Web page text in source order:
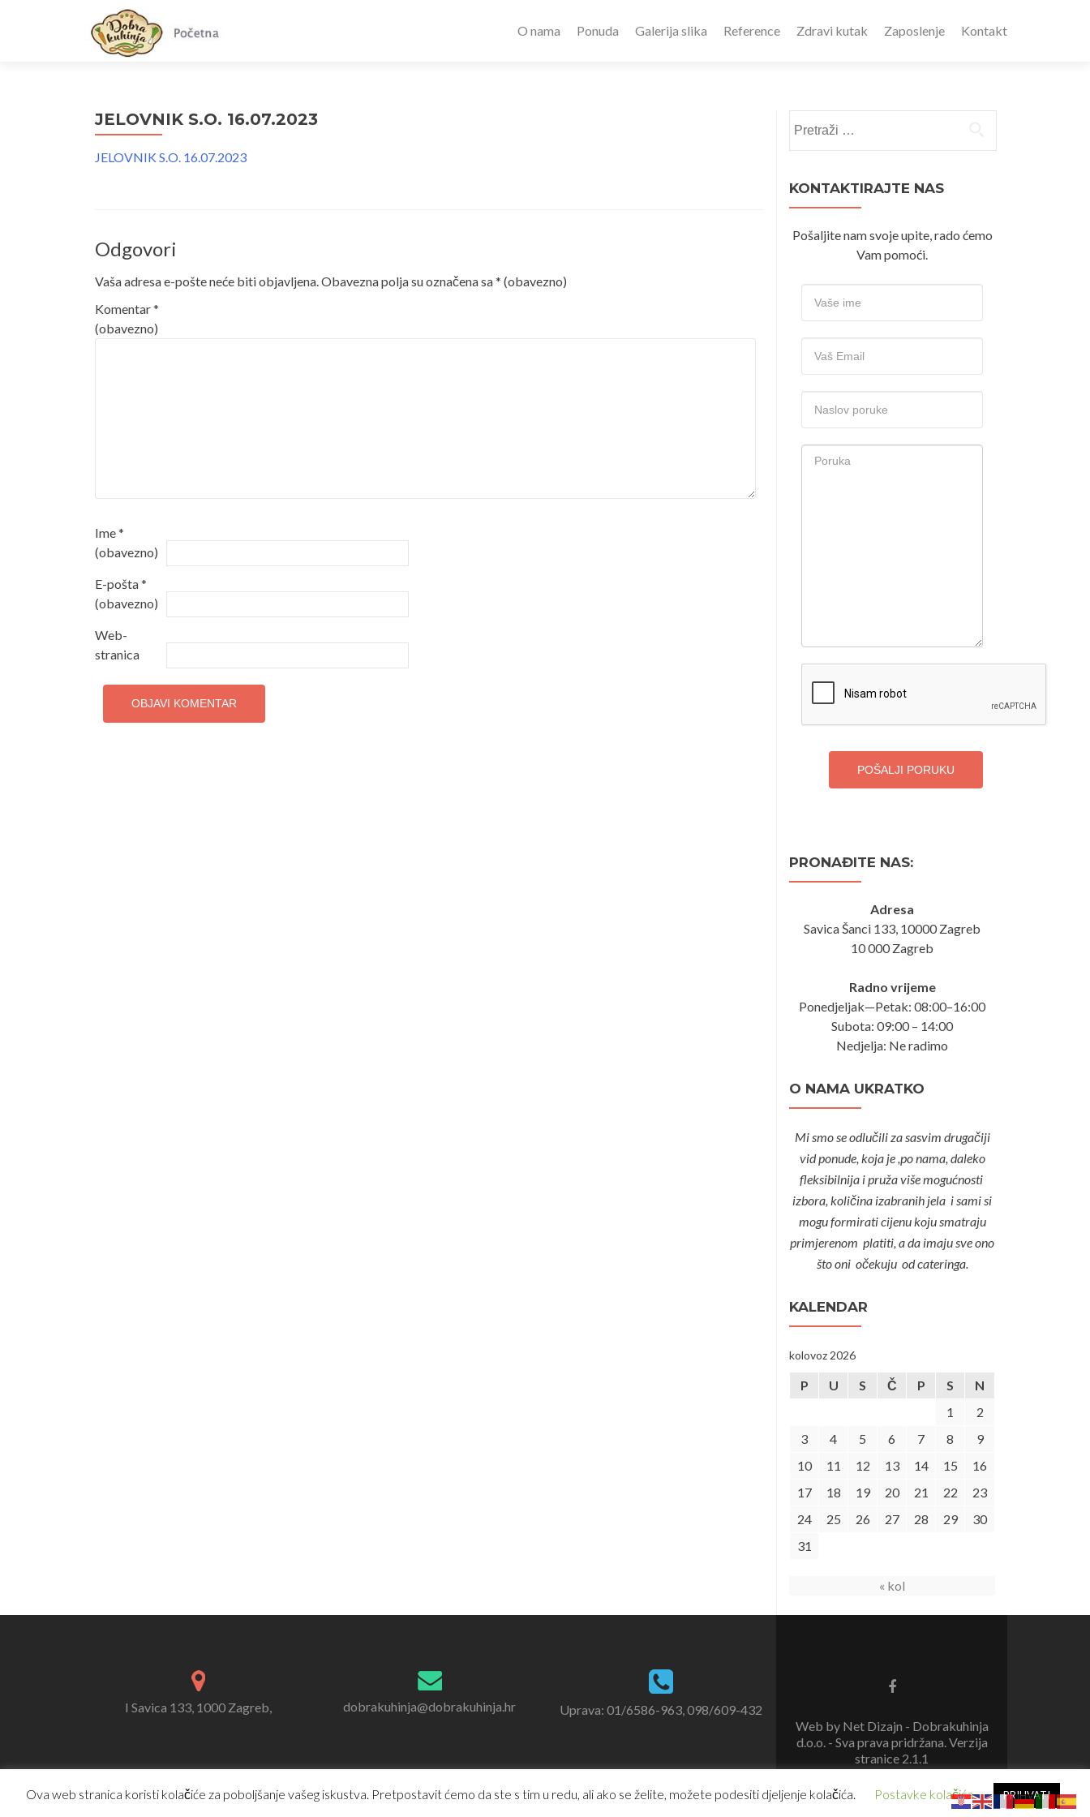
O nama Ponuda Galerija slika Reference Zdravi kutak Zaposlenje Kontakt
JELOVNIK S.O. 16.07.2023
JELOVNIK S.O. 16.07.2023
Odgovori
Vaša adresa e-pošte neće biti objavljena.Obavezna polja su označena sa* (obavezno)
Komentar*
(obavezno)
Ime*
(obavezno)
E-pošta*
(obavezno)
Web-
stranica
KONTAKTIRAJTE NAS
Pošaljite nam svoje upite, rado ćemo
Vam pomoći.
POŠALJI PORUKU
PRONAĐITE NAS:
Adresa
Savica Šanci 133, 10000 Zagreb
10 000 Zagreb
Radno vrijeme
Ponedjeljak—Petak: 08:00–16:00
Subota: 09:00 – 14:00
Nedjelja: Ne radimo
O NAMA UKRATKO
Mi smo se odlučili za sasvim drugačiji
vid ponude, koja je ,po nama, daleko
fleksibilnija i pruža više mogućnosti
izbora, količina izabranih jela i sami si
mogu formirati cijenu koju smatraju
primjerenom platiti, a da imaju sve ono
što oni očekuju od cateringa.
KALENDAR
kolovoz 2026
P U S Č P S
N
1
2
3
4 5 6 7 8
9
10
11 12 13 14 15
16
17
18 19 20 21 22
23
24
25 26 27 28 29
30
31
« kol
I Savica 133, 1000 Zagreb, dobrakuhinja@dobrakuhinja.hr
Uprava: 01/6586-963, 098/609-432
Web by Net Dizajn - Dobrakuhinja
d.o.o. - Sva prava pridržana. Verzija
stranice 2.1.1
Ova web stranica koristi kolačiće za poboljšanje vašeg iskustva. Pretpostavit ćemo da ste s tim u redu, ali ako se želite, možete podesiti djeljenje kolačića. Postavke kolačića PRIHVATI